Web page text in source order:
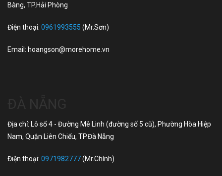
Bàng, TP.Hải Phòng
Điện thoại: 0961993555 (Mr.Sơn)
Email: hoangson@morehome.vn
Địa chỉ: Lô số 4 - Đường Mê Linh (đường số 5 cũ), Phường Hòa Hiệp
Nam, Quận Liên Chiểu, TP.Đà Nẵng
Điện thoại: 0971982777(Mr.Chính)